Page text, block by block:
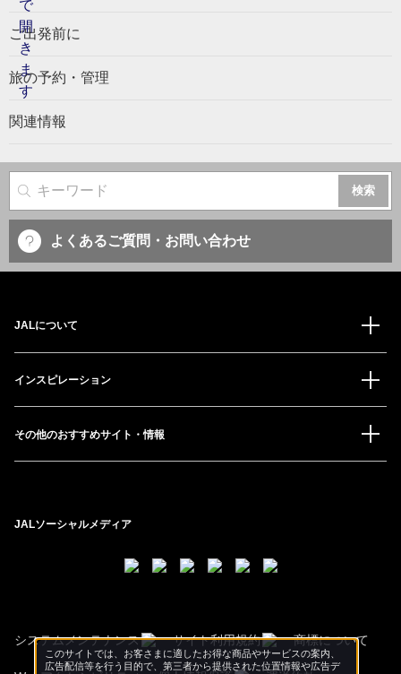
ご出発前に
旅の予約・管理
関連情報
サイト内検索
よくあるご質問・お問い合わせ
JALについて
インスピレーション
その他のおすすめサイト・情報
JALソーシャルメディア
システムメンテナンス サイト利用規約 商標について
このサイトでは、お客さまに適したお得な商品やサービスの案内、
広告配信等を行う目的で、第三者から提供された位置情報や広告デ